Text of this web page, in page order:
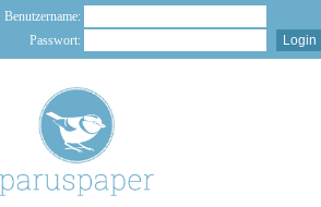
Benutzername:
Passwort: